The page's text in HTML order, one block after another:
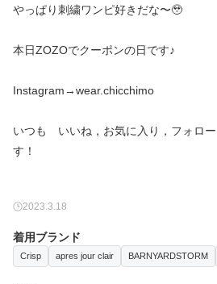
やっぱり刺繍ワンピ好きだな〜🥹
本日ZOZOでクーポンの日です♪
Instagram→wear.chicchimo
いつも いいね，お気に入り，フォロー
す！
2023.3.18
着用ブランド
Crisp apres jour clair BARNYARDSTORM